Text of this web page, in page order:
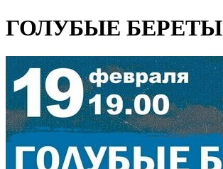
ГОЛУБЫЕ БЕРЕТЫ